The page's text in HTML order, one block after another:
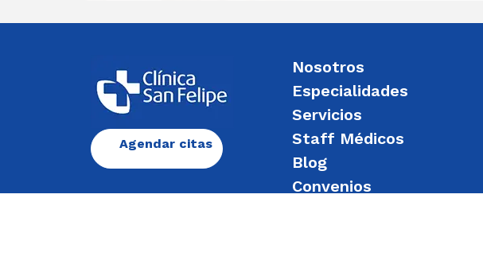
Agendar citas
Nosotros
Especialidades
Servicios
Staff Médicos
Blog
Convenios